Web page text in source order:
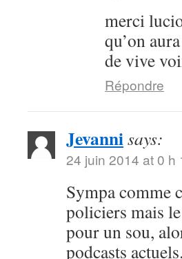
merci
qu’on
de vive
Répondre
Jevannisays:
24 juin 2014 at 0 h
Sympa comme
policiers mais
pour un sou,
podcasts